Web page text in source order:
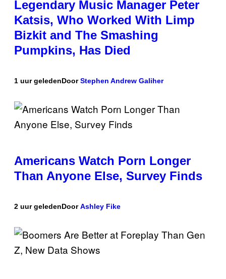
Legendary Music Manager Peter
Katsis, Who Worked With Limp
Bizkit and The Smashing
Pumpkins, Has Died
1 uur geledenDoorStephen Andrew Galiher
Americans Watch Porn Longer
Than Anyone Else, Survey Finds
2 uur geledenDoorAshley Fike